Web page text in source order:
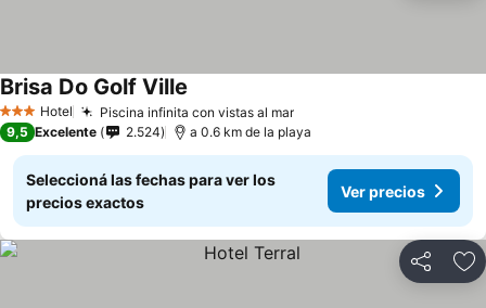
3 Estrellas
Hotel Piscina infinita con vistas al marVer precios
Brisa Do Golf Ville
9,5 Excelente 2.524 a 0.6 km de la playa
Seleccioná las fechas para ver los
precios exactos
Ver precios
Compartir